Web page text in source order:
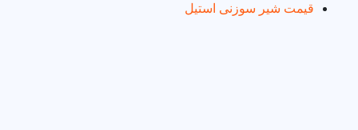
قیمت شیر سوزنی استیل